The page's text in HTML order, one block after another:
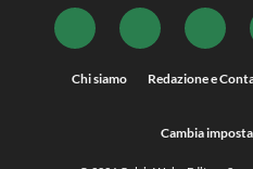
Chi siamo Redazione e
Cambia